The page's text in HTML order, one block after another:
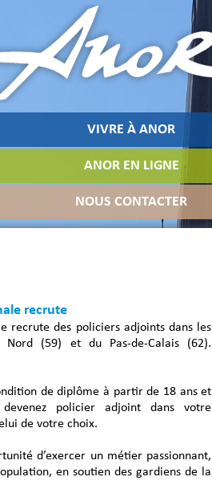
VIVRE À ANOR
ANOR EN LIGNE
NOUS CONTACTER
recrute
recrute des policiers adjoints dans les
Nord (59) et du Pas-de-Calais (62).
de diplôme à partir de 18 ans et
devenez policier adjoint dans votre
de votre choix.
d’exercer un métier passionnant,
en soutien des gardiens de la